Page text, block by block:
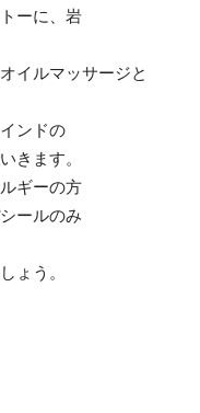
ーに、岩
イルマッサージと
ンドの
きます。
ギーの方
ールのみ
ょう。